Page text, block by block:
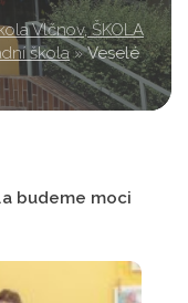
Vlčnov, ŠKOLA
škola » Veselé
budeme moci